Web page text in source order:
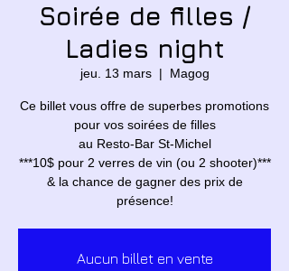
Soirée de filles /
Ladies night
jeu. 13 mars
  |
Magog
Ce billet vous offre de superbes promotions
pour vos soirées de filles
au Resto-Bar St-Michel
***10$ pour 2 verres de vin (ou 2 shooter)***
& la chance de gagner des prix de
présence!
Aucun billet en vente